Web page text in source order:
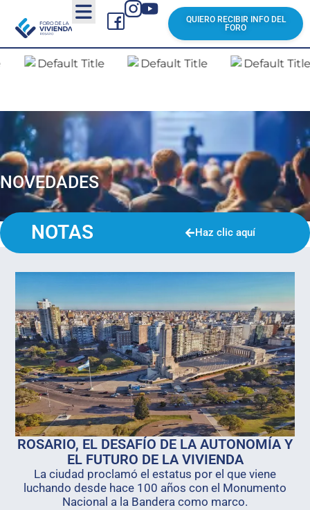
QUIERO RECIBIR INFO DEL
FORO
NOVEDADES
NOTAS Haz clic aquí
ROSARIO, EL DESAFÍO DE LA AUTONOMÍA Y
EL FUTURO DE LA VIVIENDA
La ciudad proclamó el estatus por el que viene
luchando desde hace 100 años con el Monumento
Nacional a la Bandera como marco.